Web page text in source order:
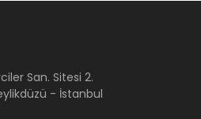
San. Sitesi 2.
- İstanbul